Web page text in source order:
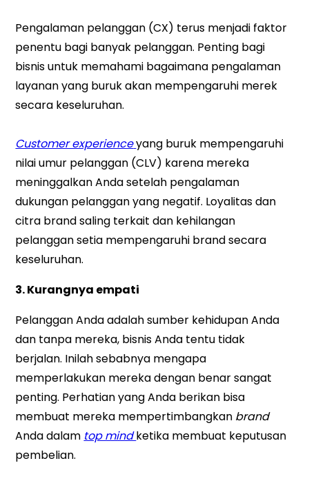
Pengalaman pelanggan (CX) terus menjadi faktor
penentu bagi banyak pelanggan. Penting bagi
bisnis untuk memahami bagaimana pengalaman
layanan yang buruk akan mempengaruhi merek
secara keseluruhan.
Customer experienceyang buruk mempengaruhi
nilai umur pelanggan (CLV) karena mereka
meninggalkan Anda setelah pengalaman
dukungan pelanggan yang negatif. Loyalitas dan
citra brand saling terkait dan kehilangan
pelanggan setia mempengaruhi brand secara
keseluruhan.
3. Kurangnya empati
Pelanggan Anda adalah sumber kehidupan Anda
dan tanpa mereka, bisnis Anda tentu tidak
berjalan. Inilah sebabnya mengapa
memperlakukan mereka dengan benar sangat
penting. Perhatian yang Anda berikan bisa
membuat mereka mempertimbangkan brand
Anda dalam top mindketika membuat keputusan
pembelian.